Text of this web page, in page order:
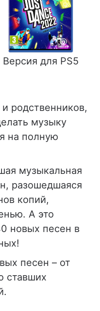
Версия для PS5
родственников,
музыку
на полную
музыкальная
разошедшаяся
копий,
А это
новых песен в
песен – от
ставших